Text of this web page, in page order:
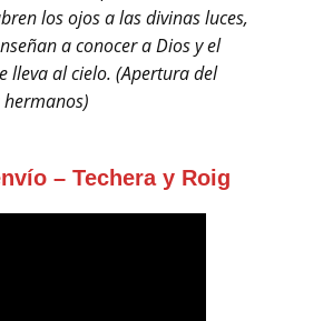
los ojos a las divinas luces,
a conocer a Dios y el
lleva al cielo. (Apertura del
– Techera y Roig